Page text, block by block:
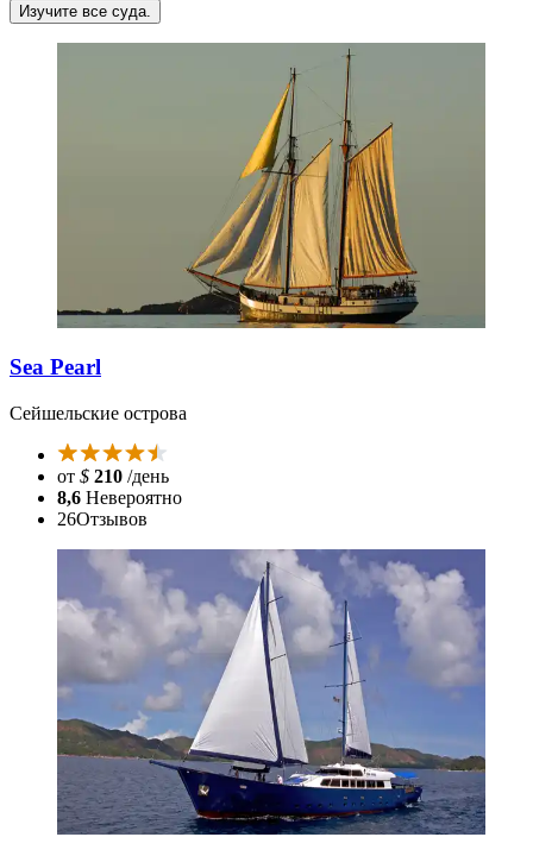
Изучите все суда.
Sea Pearl
Сейшельские острова
от $ 210 /день
8,6 Невероятно
26Отзывов